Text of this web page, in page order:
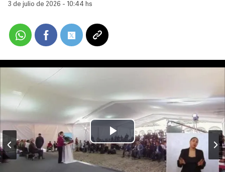
3 de julio de 2026 - 10:44 hs